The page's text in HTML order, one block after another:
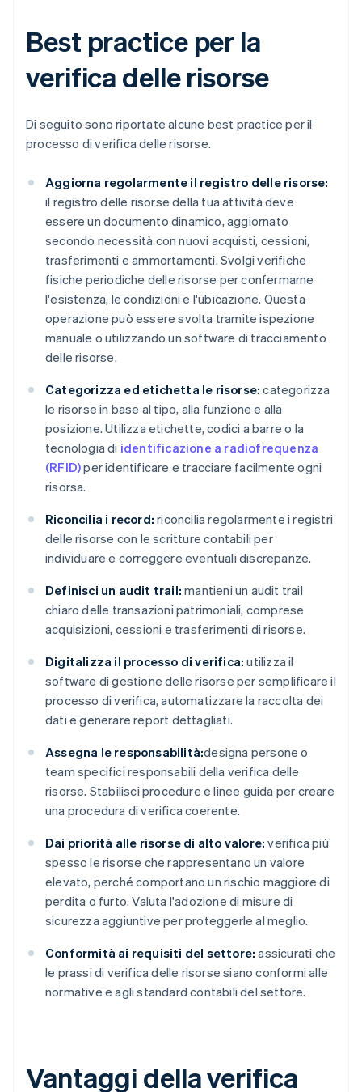
Best practice per la
verifica delle risorse
Di seguito sono riportate alcune best practice per il
processo di verifica delle risorse.
Aggiorna regolarmente il registro delle risorse:
il registro delle risorse della tua attività deve
essere un documento dinamico, aggiornato
secondo necessità con nuovi acquisti, cessioni,
trasferimenti e ammortamenti. Svolgi verifiche
fisiche periodiche delle risorse per confermarne
l'esistenza, le condizioni e l'ubicazione. Questa
operazione può essere svolta tramite ispezione
manuale o utilizzando un software di tracciamento
delle risorse.
Categorizza ed etichetta le risorse: categorizza
le risorse in base al tipo, alla funzione e alla
posizione. Utilizza etichette, codici a barre o la
tecnologia di identificazione a radiofrequenza
(RFID)per identificare e tracciare facilmente ogni
risorsa.
Riconcilia i record: riconcilia regolarmente i registri
delle risorse con le scritture contabili per
individuare e correggere eventuali discrepanze.
Definisci un audit trail: mantieni un audit trail
chiaro delle transazioni patrimoniali, comprese
acquisizioni, cessioni e trasferimenti di risorse.
Digitalizza il processo di verifica: utilizza il
software di gestione delle risorse per semplificare il
processo di verifica, automatizzare la raccolta dei
dati e generare report dettagliati.
Assegna le responsabilità:designa persone o
team specifici responsabili della verifica delle
risorse. Stabilisci procedure e linee guida per creare
una procedura di verifica coerente.
Dai priorità alle risorse di alto valore: verifica più
spesso le risorse che rappresentano un valore
elevato, perché comportano un rischio maggiore di
perdita o furto. Valuta l'adozione di misure di
sicurezza aggiuntive per proteggerle al meglio.
Conformità ai requisiti del settore: assicurati che
le prassi di verifica delle risorse siano conformi alle
normative e agli standard contabili del settore.
Vantaggi della verifica